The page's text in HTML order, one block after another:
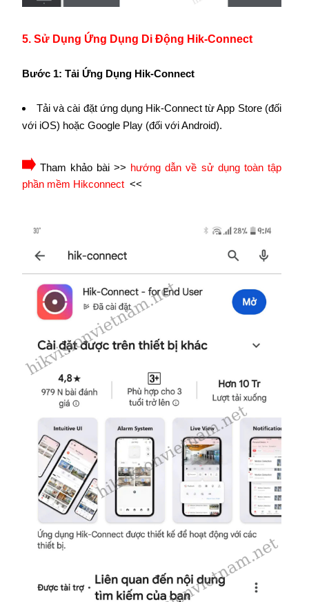
5. Sử Dụng Ứng Dụng Di Động Hik-Connect
Bước 1: Tải Ứng Dụng Hik-Connect
Tải và cài đặt ứng dụng Hik-Connect từ App Store (đối
với iOS) hoặc Google Play (đối với Android).
Tham khảo bài >> hướng dẫn về sử dụng toàn tập
phần mềm Hikconnect <<